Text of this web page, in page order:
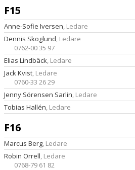
F15
Anne-Sofie Iversen, Ledare
Dennis Skoglund, Ledare
0762-00 35 97
Elias Lindbäck, Ledare
Jack Kvist, Ledare
0760-33 26 29
Jenny Sörensen Sarlin, Ledare
Tobias Hallén, Ledare
F16
Marcus Berg, Ledare
Robin Orrell, Ledare
0768-79 61 82